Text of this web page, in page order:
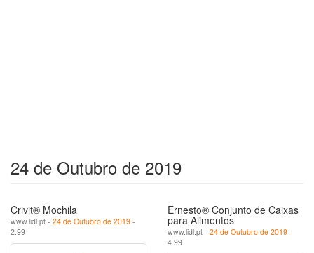
24 de Outubro de 2019
Crivit® Mochila
www.lidl.pt - 24 de Outubro de 2019 -
2.99
Ernesto® Conjunto de Caixas
para Alimentos
www.lidl.pt - 24 de Outubro de 2019 -
4.99